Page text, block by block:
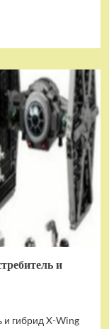
и
и гибрид X-Wing